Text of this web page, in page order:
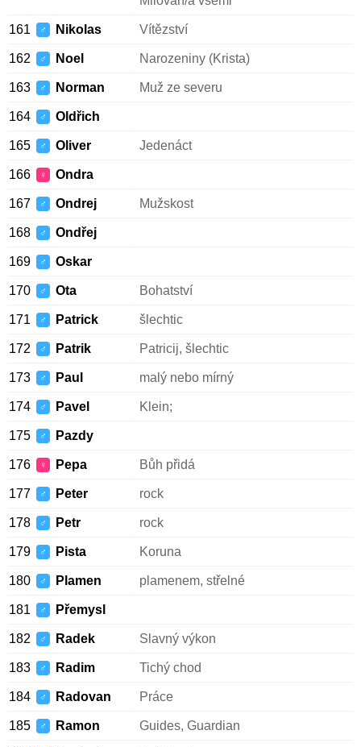
161 ♂ Nikolas Vítězství
162 ♂ Noel Narozeniny (Krista)
163 ♂ Norman Muž ze severu
164 ♂ Oldřich
165 ♂ Oliver Jedenáct
166 ♀ Ondra
167 ♂ Ondrej Mužskost
168 ♂ Ondřej
169 ♂ Oskar
170 ♂ Ota Bohatství
171 ♂ Patrick šlechtic
172 ♂ Patrik Patricij, šlechtic
173 ♂ Paul malý nebo mírný
174 ♂ Pavel Klein;
175 ♂ Pazdy
176 ♀ Pepa Bůh přidá
177 ♂ Peter rock
178 ♂ Petr rock
179 ♂ Pista Koruna
180 ♂ Plamen plamenem, střelné
181 ♂ Přemysl
182 ♂ Radek Slavný výkon
183 ♂ Radim Tichý chod
184 ♂ Radovan Práce
185 ♂ Ramon Guides, Guardian